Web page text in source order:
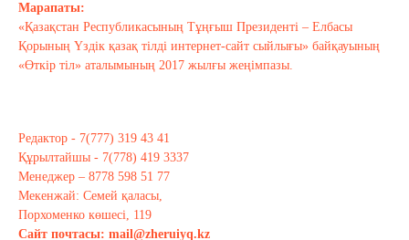
Марапаты:
«Қазақстан Республикасының Тұңғыш Президенті – Елбасы
Қорының Үздік қазақ тілді интернет-сайт сыйлығы» байқауының
«Өткір тіл» аталымының 2017 жылғы жеңімпазы.
Редактор - 7(777) 319 43 41
Құрылтайшы - 7(778) 419 3337
Менеджер – 8778 598 51 77
Мекенжай: Семей қаласы,
Порхоменко көшесі, 119
Сайт почтасы: mail@zheruiyq.kz